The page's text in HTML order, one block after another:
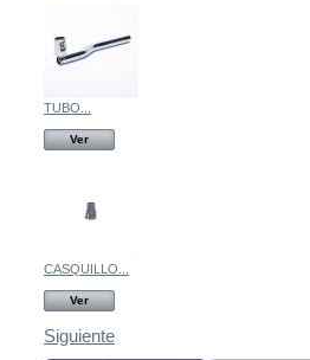
TUBO...
Ver
CASQUILLO...
Ver
Siguiente